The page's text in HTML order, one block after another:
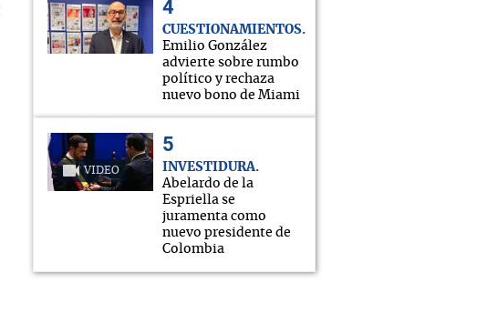
CUESTIONAMIENTOS
Emilio González
advierte sobre rumbo
político y rechaza
nuevo bono de Miami
VIDEO
INVESTIDURA
Abelardo de la
Espriella se
juramenta como
nuevo presidente de
Colombia